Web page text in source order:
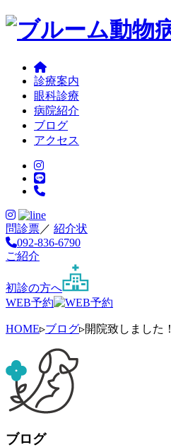
診療案内
眼科診療
病院紹介
ブログ
アクセス
問診票／ 紹介状
092-836-6790
ご紹介
初診の方へ
WEB予約
HOME▹ブログ▹開院致しました！
ブログ